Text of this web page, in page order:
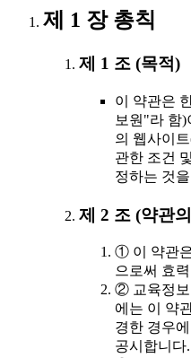
제 1 장 총칙
제 1 조 (목적)
이 약관은
보원"라 함
의 웹사이
관한 조건
정하는 것
제 2 조 (약관
① 이 약관
으로써 효
② 교육정보
에는 이 약
경한 경우
공시합니다.